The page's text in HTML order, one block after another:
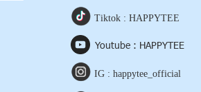
Tiktok : HAPPYTEE
Youtube : HAPPYTEE
IG : happytee_official